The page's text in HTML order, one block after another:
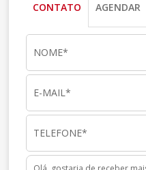
CONTATO AGENDAR